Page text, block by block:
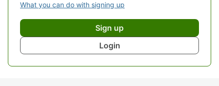
What you can do with signing up
Sign up
Login